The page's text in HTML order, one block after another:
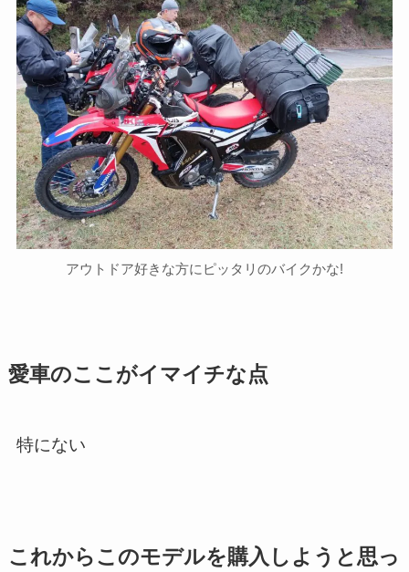
アウトドア好きな方にピッタリのバイクかな!
愛車のここがイマイチな点
特にない
これからこのモデルを購入しようと思っ